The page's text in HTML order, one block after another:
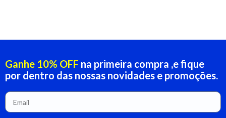
Ganhe 10% OFF na primeira compra ,e fique
por dentro das nossas novidades e promoções.